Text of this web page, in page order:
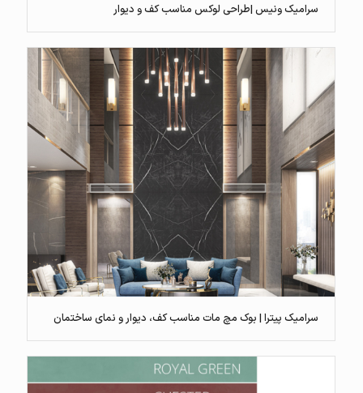
سرامیک ونیس |طراحی لوکس مناسب کف و دیوار
سرامیک پیترا | بوک مچ مات مناسب کف، دیوار و نمای ساختمان